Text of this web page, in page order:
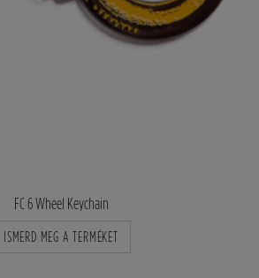
FC 6 Wheel Keychain
ISMERD MEG A TERMÉKET